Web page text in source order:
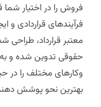
فروش را در اختیار
فرآیندهای قراردادی و
معتبر قرارداد،
حقوقی تدوین شده و
وکارهای مختلف را در
بهترین نحو پوشش